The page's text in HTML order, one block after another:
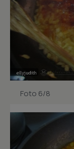
Foto 6/8